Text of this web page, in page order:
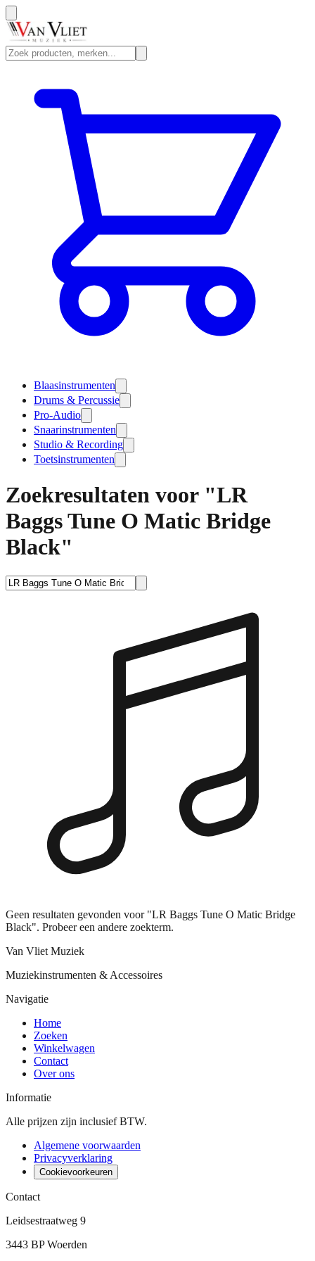
Blaasinstrumenten
Drums & Percussie
Pro-Audio
Snaarinstrumenten
Studio & Recording
Toetsinstrumenten
Zoekresultaten voor "LR
Baggs Tune O Matic Bridge
Black"
Geen resultaten gevonden voor "LR Baggs Tune O Matic Bridge
Black". Probeer een andere zoekterm.
Van Vliet Muziek
Muziekinstrumenten & Accessoires
Navigatie
Home
Zoeken
Winkelwagen
Contact
Over ons
Informatie
Alle prijzen zijn inclusief BTW.
Algemene voorwaarden
Privacyverklaring
Cookievoorkeuren
Contact
Leidsestraatweg 9
3443 BP Woerden